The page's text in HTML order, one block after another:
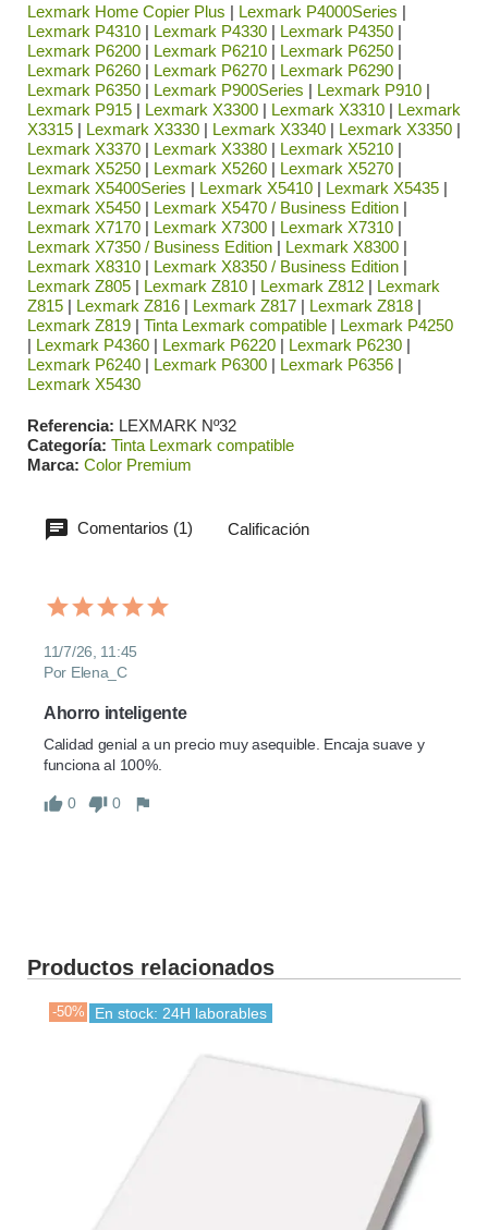
Lexmark Home Copier Plus | Lexmark P4000Series |
Lexmark P4310 | Lexmark P4330 | Lexmark P4350 |
Lexmark P6200 | Lexmark P6210 | Lexmark P6250 |
Lexmark P6260 | Lexmark P6270 | Lexmark P6290 |
Lexmark P6350 | Lexmark P900Series | Lexmark P910 |
Lexmark P915 | Lexmark X3300 | Lexmark X3310 | Lexmark
X3315 | Lexmark X3330 | Lexmark X3340 | Lexmark X3350 |
Lexmark X3370 | Lexmark X3380 | Lexmark X5210 |
Lexmark X5250 | Lexmark X5260 | Lexmark X5270 |
Lexmark X5400Series | Lexmark X5410 | Lexmark X5435 |
Lexmark X5450 | Lexmark X5470 / Business Edition |
Lexmark X7170 | Lexmark X7300 | Lexmark X7310 |
Lexmark X7350 / Business Edition | Lexmark X8300 |
Lexmark X8310 | Lexmark X8350 / Business Edition |
Lexmark Z805 | Lexmark Z810 | Lexmark Z812 | Lexmark
Z815 | Lexmark Z816 | Lexmark Z817 | Lexmark Z818 |
Lexmark Z819 | Tinta Lexmark compatible | Lexmark P4250
| Lexmark P4360 | Lexmark P6220 | Lexmark P6230 |
Lexmark P6240 | Lexmark P6300 | Lexmark P6356 |
Lexmark X5430
Referencia LEXMARK Nº32
Categoría Tinta Lexmark compatible
Marca Color Premium
Comentarios (1) Calificación
11/7/26, 11:45
Por Elena_C
Ahorro inteligente
Calidad genial a un precio muy asequible. Encaja suave y
funciona al 100%.
0 0
Productos relacionados
-50% En stock: 24H laborables